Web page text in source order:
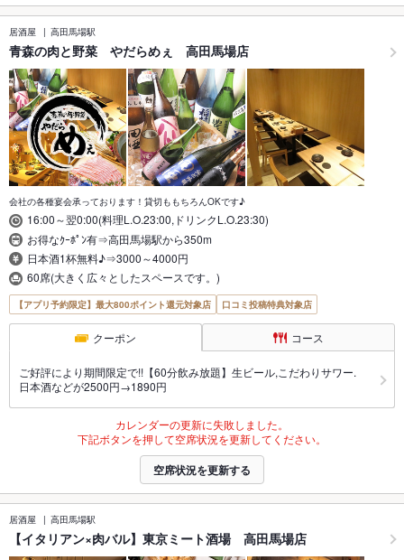
居酒屋 高田馬場駅
青森の肉と野菜 やだらめぇ 高田馬場店
会社の各種宴会承っております！貸切ももちろんOKです♪
16:00～翌0:00(料理L.O.23:00,ドリンクL.O.23:30)
お得なｸｰﾎﾟﾝ有⇒高田馬場駅から350m
日本酒1杯無料♪⇒3000～4000円
60席(大きく広々としたスペースです。)
【アプリ予約限定】最大800ポイント還元対象店 口コミ投稿特典対象店
クーポン コース
ご好評により期間限定で!!【60分飲み放題】生ビール,こだわりサワー.
日本酒などが2500円→1890円
カレンダーの更新に失敗しました。
下記ボタンを押して空席状況を更新してください。
空席状況を更新する
居酒屋 高田馬場駅
【イタリアン×肉バル】東京ミート酒場 高田馬場店